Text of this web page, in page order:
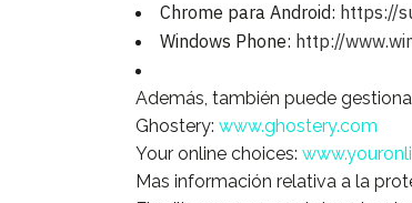
Chrome para Android: https://
Windows Phone: http://
Además, también puede
Ghostery: www.ghostery.com
Your online choices:
Mas información relativa a la